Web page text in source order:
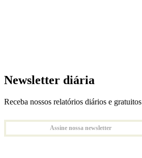
Newsletter diária
Receba nossos relatórios diários e gratuitos
Assine nossa newsletter